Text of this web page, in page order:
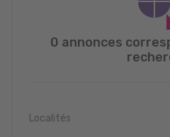
0 annonces
Localités